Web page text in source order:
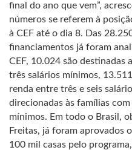
final do ano que vem”,
números se referem à
à CEF até o dia 8. Das
financiamentos já foram
CEF, 10.024 são destinadas
três salários mínimos,
renda entre três e seis
direcionadas às famílias
mínimos. Em todo o Brasil,
Freitas, já foram aprovados
100 mil casas pelo